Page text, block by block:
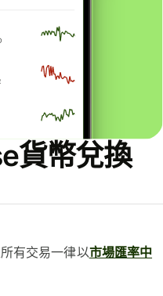
貨幣兌換
有交易一律以市場匯率中